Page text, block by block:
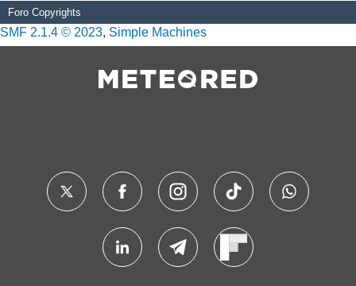
Foro Copyrights
SMF 2.1.4 © 2023, Simple Machines